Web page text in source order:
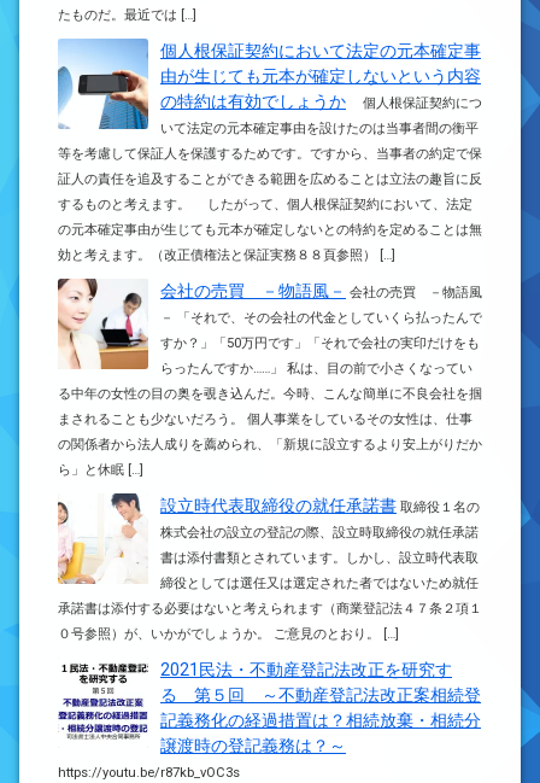
たものだ。最近では […]
個人根保証契約において法定の元本確定事
由が生じても元本が確定しないという内容
の特約は有効でしょうか
個人根保証契約につ
いて法定の元本確定事由を設けたのは当事者間の衡平
等を考慮して保証人を保護するためです。ですから、当事者の約定で保
証人の責任を追及することができる範囲を広めることは立法の趣旨に反
するものと考えます。 したがって、個人根保証契約において、法定
の元本確定事由が生じても元本が確定しないとの特約を定めることは無
効と考えます。（改正債権法と保証実務８８頁参照） […]
会社の売買 －物語風－ 会社の売買 －物語風
－ 「それで、その会社の代金としていくら払ったんで
すか？」「50万円です」「それで会社の実印だけをも
らったんですか……」 私は、目の前で小さくなってい
る中年の女性の目の奥を覗き込んだ。今時、こんな簡単に不良会社を掴
まされることも少ないだろう。 個人事業をしているその女性は、仕事
の関係者から法人成りを薦められ、「新規に設立するより安上がりだか
ら」と休眠 […]
設立時代表取締役の就任承諾書 取締役１名の
株式会社の設立の登記の際、設立時取締役の就任承諾
書は添付書類とされています。しかし、設立時代表取
締役としては選任又は選定された者ではないため就任
承諾書は添付する必要はないと考えられます（商業登記法４７条２項１
０号参照）が、いかがでしょうか。 ご意見のとおり。 […]
2021民法・不動産登記法改正を研究す
る 第５回 ～不動産登記法改正案相続登
記義務化の経過措置は？相続放棄・相続分
譲渡時の登記義務は？～
https://youtu.be/r87kb_vOC3s